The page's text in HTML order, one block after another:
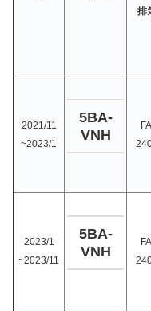
排
2021/11
~2023/1
5BA-
VNH
2023/1
~2023/11
5BA-
VNH